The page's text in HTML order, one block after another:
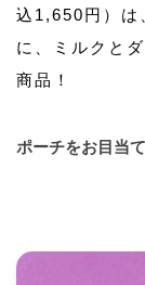
込1,650円）は
に、ミルクと
商品！
ポーチをお目当